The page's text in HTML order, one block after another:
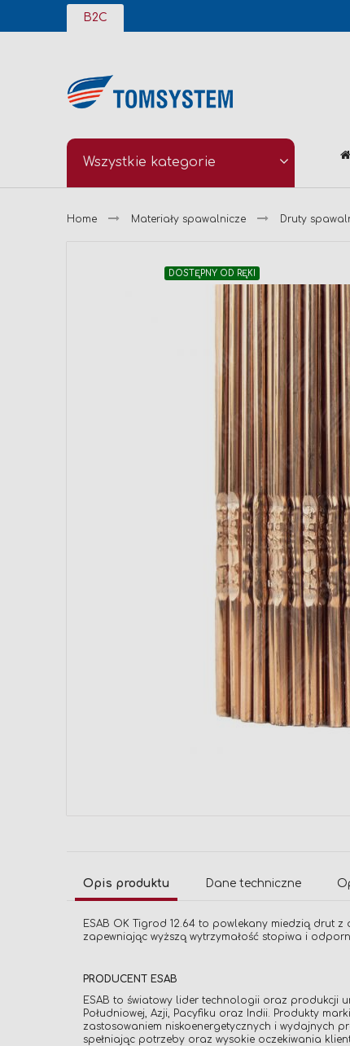
Przejdź
treści
B2C
Wszystkie kategorie
Home Materiały spawalnicze Druty
DOSTĘPNY OD RĘKI
Opis produktu
ESAB OK Tigrod 12.64 to powlekany miedzią drut z
zapewniając wyższą wytrzymałość stopiwa i
PRODUCENT ESAB
ESAB to światowy lider technologii oraz produkcji
Południowej, Azji, Pacyfiku oraz Indii. Produkty
zastosowaniem niskoenergetycznych i wydajnych
spełniając potrzeby oraz wysokie oczekiwania
Dane techniczne